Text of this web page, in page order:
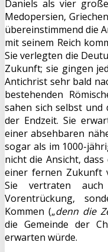
Daniels als vier
Medopersien,
übereinstimmend die
mit seinem Reich
Sie verlegten die
Zukunft; sie gingen
Antichrist sehr bald
bestehenden
sahen sich selbst und
der Endzeit. Sie
einer absehbaren
sogar als im 1000-
nicht die Ansicht,
einer fernen Zukunft
Sie vertraten
Vorentrückung,
Kommen („denn die
die Gemeinde der
erwarten würde.